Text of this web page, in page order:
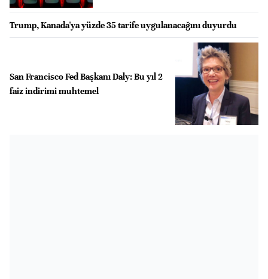
Trump, Kanada'ya yüzde 35 tarife uygulanacağını duyurdu
San Francisco Fed Başkanı Daly: Bu yıl 2
faiz indirimi muhtemel